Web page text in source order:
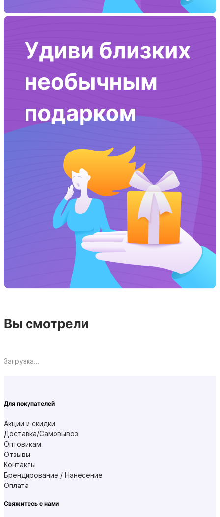
Вы смотрели
Загрузка...
Для покупателей
Акции и скидки
Доставка/Самовывоз
Оптовикам
Отзывы
Контакты
Брендирование / Нанесение
Оплата
Свяжитесь с нами